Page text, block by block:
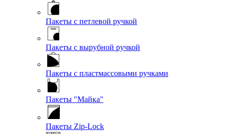
Пакеты с петлевой ручкой
Пакеты с вырубной ручкой
Пакеты с пластмассовыми ручками
Пакеты "Майка"
Пакеты Zip-Lock